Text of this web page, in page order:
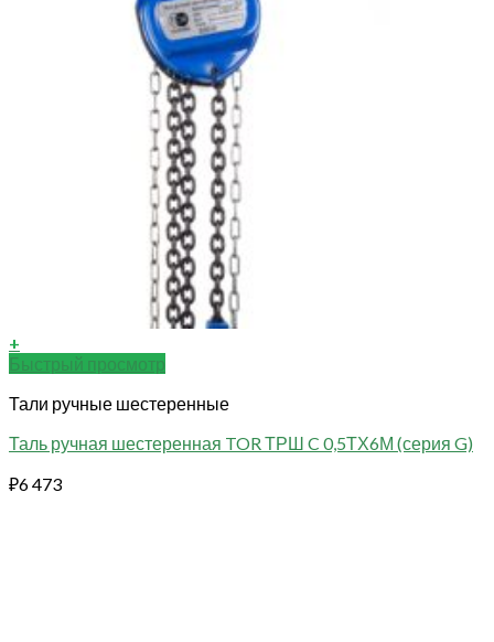
+
Быстрый просмотр
Тали ручные шестеренные
Таль ручная шестеренная TOR ТРШ C 0,5ТХ6М (серия G)
₽6 473